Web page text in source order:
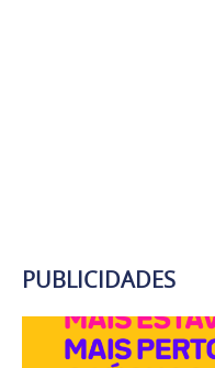
PUBLICIDADES